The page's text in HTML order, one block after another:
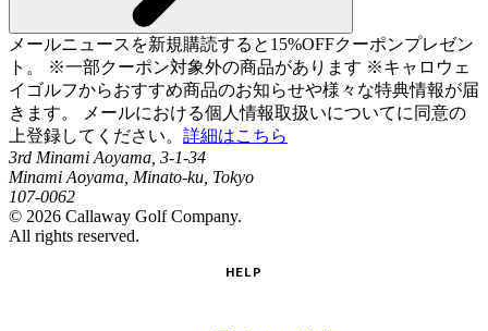
メールニュースを新規購読すると15%OFFクーポンプレゼン
ト。 ※一部クーポン対象外の商品があります ※キャロウェ
イゴルフからおすすめ商品のお知らせや様々な特典情報が届
きます。 メールにおける個人情報取扱いについてに同意の
上登録してください。 詳細はこちら
3rd Minami Aoyama, 3-1-34
Minami Aoyama, Minato-ku, Tokyo
107-0062
© 2026 Callaway Golf Company.
All rights reserved.
HELP